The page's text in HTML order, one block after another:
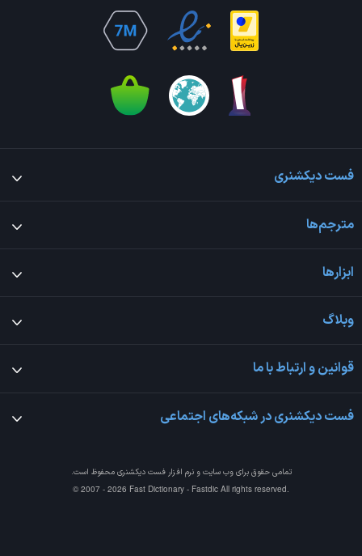
فست دیکشنری
مترجم‌ها
ابزارها
وبلاگ
قوانین و ارتباط با ما
فست دیکشنری در شبکه‌های اجتماعی
تمامی حقوق برای وب سایت و نرم افزارفست دیکشنری محفوظ است.
© 2007 - 2026 Fast Dictionary - Fastdic All rights reserved.